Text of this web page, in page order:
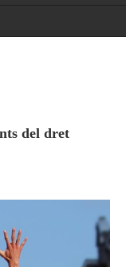
del dret